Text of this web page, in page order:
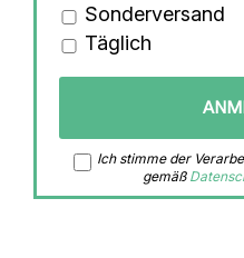
Sonderversand
Täglich
Ich stimme der
gemäß